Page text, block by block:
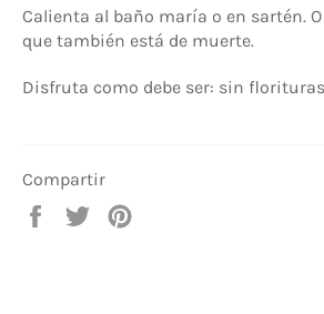
Calienta al baño maría o en sartén. O
que también está de muerte.
Disfruta como debe ser: sin
Compartir
Compartir
Tuitear